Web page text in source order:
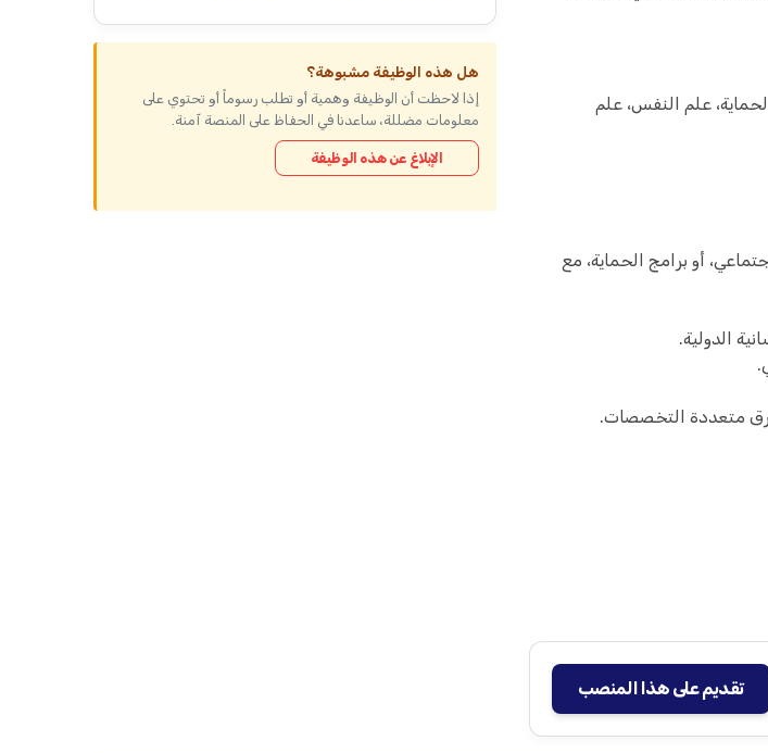
علم النفس، علم
أو برامج الحماية، مع
متعددة التخصصات.
تقديم على هذا المنصب
هل هذه الوظيفة مشبوهة؟
إذا لاحظت أن الوظيفة وهمية أو تطلب رسوماً أو تحتوي على
معلومات مضللة، ساعدنا في الحفاظ على المنصة آمنة.
الإبلاغ عن هذه الوظيفة